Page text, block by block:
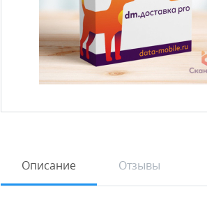
Описание Отзывы